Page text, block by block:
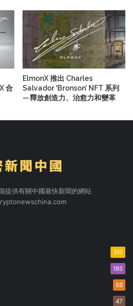
合
ElmonX 推出 Charles
Salvador ‘Bronson’ NFT 系列
— 釋放創造力、治愈力和變革
提供有關中國最快新聞的網站
315
185
68
47